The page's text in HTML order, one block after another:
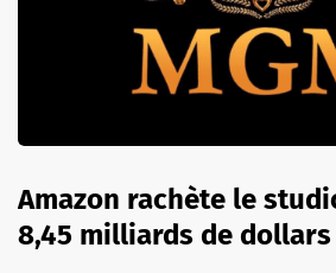
Amazon rachète le
8,45 milliards de dollars